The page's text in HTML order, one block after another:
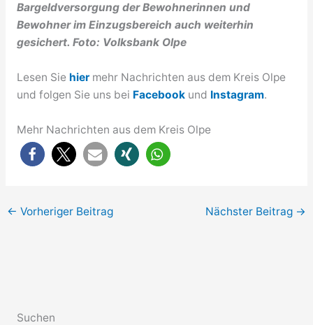
Bargeldversorgung der Bewohnerinnen und
Bewohner im Einzugsbereich auch weiterhin
gesichert. Foto: Volksbank Olpe
Lesen Sie hiermehr Nachrichten aus dem Kreis Olpe
und folgen Sie uns bei Facebookund Instagram.
Mehr Nachrichten aus dem Kreis Olpe
← Vorheriger Beitrag Nächster Beitrag →
Suchen